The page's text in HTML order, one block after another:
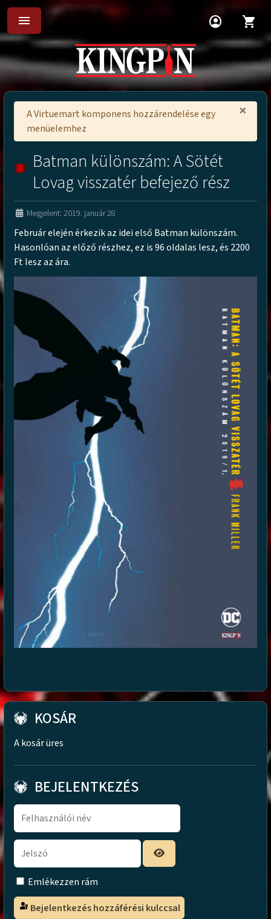
menu account_circle shopping_cart
×
A Virtuemart komponens hozzárendelése egy
menüelemhez
Batman különszám: A Sötét
Lovag visszatér befejező rész
Megjelent: 2019. január 28
Február elején érkezik az idei első Batman különszám.
Hasonlóan az előző részhez, ez is 96 oldalas lesz, és 2200
Ft lesz az ára.
KOSÁR
A kosár üres
BEJELENTKEZÉS
Emlékezzen rám
Bejelentkezés hozzáférési kulccsal